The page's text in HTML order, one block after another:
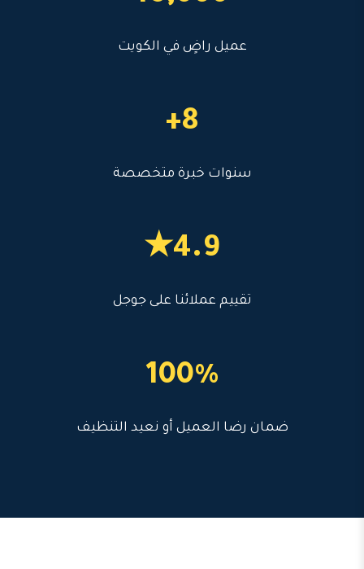
عميل راضٍ في الكويت
8+
سنوات خبرة متخصصة
4.9★
تقييم عملائنا على جوجل
100%
ضمان رضا العميل أو نعيد التنظيف